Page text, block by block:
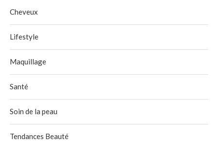
Cheveux
Lifestyle
Maquillage
Santé
Soin de la peau
Tendances Beauté